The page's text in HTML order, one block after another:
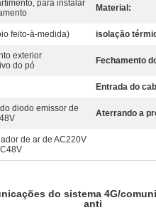
para instalar
Material:
feito-à-medida) isolação
exterior
do pó
Fechamento
Entrada do
diodo emissor de
Aterrando a
de ar de AC220V
do sistema 4G/
anti